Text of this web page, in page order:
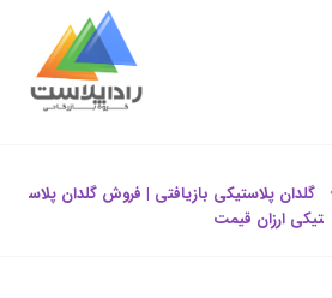
گلدان پلاستیکی بازیافتی | فروش گلدان پلاس
تیکی ارزان قیمت